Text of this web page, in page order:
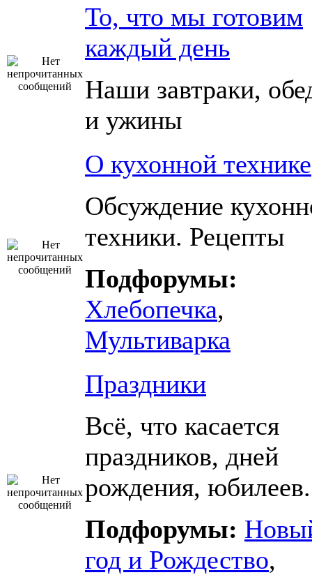
То, что мы готовим
каждый день
Наши завтраки,
и ужины
О кухонной технике
Обсуждение
техники. Рецепты
Подфорумы:
Хлебопечка,
Мультиварка
Праздники
Всё, что касается
праздников, дней
рождения,
Подфорумы:
год и Рождество,